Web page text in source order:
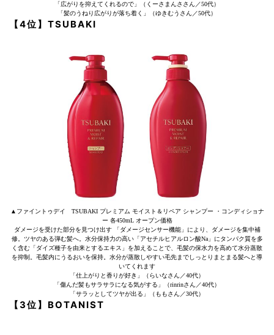
「広がりを抑えてくれるので」（くーさまんささん／50代）
「髪のうねり広がりが落ち着く」（ゆきむうさん／50代）
【4位】TSUBAKI
▲ファイントゥデイ TSUBAKI プレミアム モイスト＆リペア シャンプー ・コンディショナ
ー 各450mL オープン価格
ダメージを受けた部分を見つけ出す 「ダメージセンサー機能」により、ダメージを集中補
修。ツヤのある弾む髪へ。水分保持力の高い「アセチルヒアルロン酸Na」にタンパク質を多
く含む「ダイズ種子を由来とするエキス」を加えることで、毛髪の保水力を高めて水分蒸散
を抑制。毛髪内にうるおいを保持。水分が蒸散しやすい毛先までしっとりまとまる髪へと導
いてくれます
「仕上がりと香りが好き」（らいなさん／40代）
「傷んだ髪もサラサラになる気がする」（rinrinさん／40代）
「サラッとしてツヤが出る」（ももさん／30代）
【3位】BOTANIST